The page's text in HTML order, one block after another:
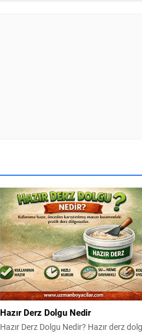
Hazır Derz Dolgu Nedir
Hazır Derz Dolgu Nedir? Hazır derz